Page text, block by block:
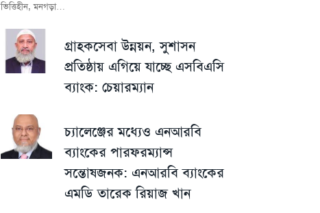
ভিত্তিহীন, মনগড়া…
গ্রাহকসেবা উন্নয়ন, সুশাসন
প্রতিষ্ঠায় এগিয়ে যাচ্ছে এসবিএসি
ব্যাংক: চেয়ারম্যান
চ্যালেঞ্জের মধ্যেও এনআরবি
ব্যাংকের পারফরম্যান্স
সন্তোষজনক: এনআরবি ব্যাংকের
এমডি তারেক রিয়াজ খান